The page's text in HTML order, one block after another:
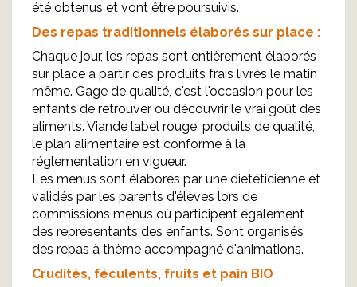
été obtenus et vont être poursuivis.
Des repas traditionnels élaborés sur place :
Chaque jour, les repas sont entièrement élaborés
sur place à partir des produits frais livrés le matin
même. Gage de qualité, c'est l'occasion pour les
enfants de retrouver ou découvrir le vrai goût des
aliments. Viande label rouge, produits de qualité,
le plan alimentaire est conforme à la
réglementation en vigueur.
Les menus sont élaborés par une diététicienne et
validés par les parents d'élèves lors de
commissions menus où participent également
des représentants des enfants. Sont organisés
des repas à thème accompagné d'animations.
Crudités, féculents, fruits et pain BIO